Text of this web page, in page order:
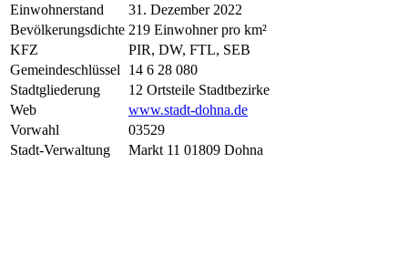
Einwohnerstand
31. Dezember 2022
Bevölkerungsdichte 219 Einwohner pro km²
KFZ
PIR, DW, FTL, SEB
Gemeindeschlüssel
14 6 28 080
Stadtgliederung
12 Ortsteile Stadtbezirke
Web
www.stadt-dohna.de
Vorwahl
03529
Stadt-Verwaltung
Markt 11 01809 Dohna